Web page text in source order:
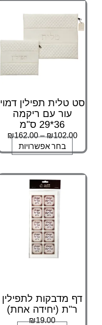
סט טלית תפילין דמוי
עור עם ריקמה
36*29 ס"מ
₪102.00
–
₪162.00
בחר אפשרויות
סוגים.
ניתן
לבחור
האפשרויות
בעמוד
דף מדבקות לתפילין
ר"ת (יחידה אחת)
₪19.00